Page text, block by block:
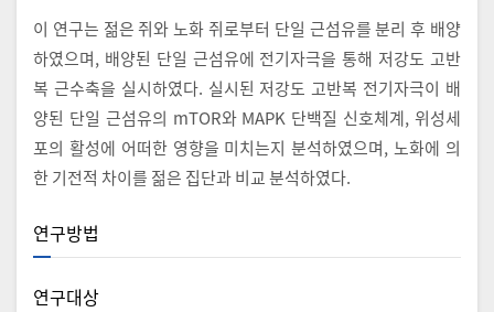
이 연구는 젊은 쥐와 노화 쥐로부터 단일 근섬유를 분리 후 배양
하였으며, 배양된 단일 근섬유에 전기자극을 통해 저강도 고반
복 근수축을 실시하였다. 실시된 저강도 고반복 전기자극이 배
양된 단일 근섬유의 mTOR와 MAPK 단백질 신호체계, 위성세
포의 활성에 어떠한 영향을 미치는지 분석하였으며, 노화에 의
한 기전적 차이를 젊은 집단과 비교 분석하였다.
연구방법
연구대상